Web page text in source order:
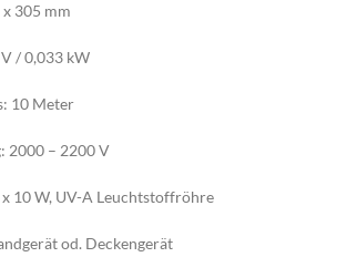
305 mm
/ 0,033 kW
10 Meter
2000 – 2200 V
10 W, UV-A Leuchtstoffröhre
od. Deckengerät